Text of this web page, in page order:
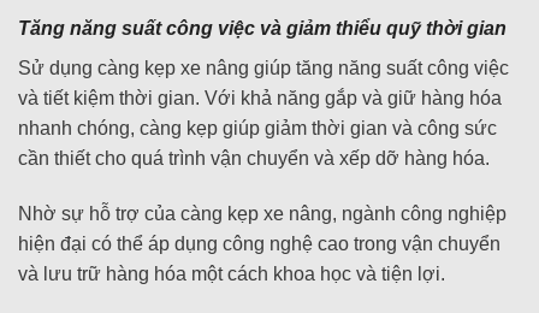
Tăng năng suất công việc và giảm thiểu quỹ thời gian
Sử dụng càng kẹp xe nâng giúp tăng năng suất công việc
và tiết kiệm thời gian. Với khả năng gắp và giữ hàng hóa
nhanh chóng, càng kẹp giúp giảm thời gian và công sức
cần thiết cho quá trình vận chuyển và xếp dỡ hàng hóa.
Nhờ sự hỗ trợ của càng kẹp xe nâng, ngành công nghiệp
hiện đại có thể áp dụng công nghệ cao trong vận chuyển
và lưu trữ hàng hóa một cách khoa học và tiện lợi.